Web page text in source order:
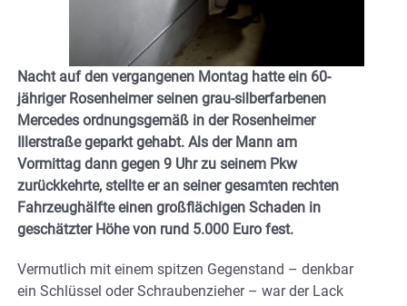
Nacht auf den vergangenen Montag hatte ein 60-
jähriger Rosenheimer seinen grau-silberfarbenen
Mercedes ordnungsgemäß in der Rosenheimer
Illerstraße geparkt gehabt. Als der Mann am
Vormittag dann gegen 9 Uhr zu seinem Pkw
zurückkehrte, stellte er an seiner gesamten rechten
Fahrzeughälfte einen großflächigen Schaden in
geschätzter Höhe von rund 5.000 Euro fest.
Vermutlich mit einem spitzen Gegenstand – denkbar
ein Schlüssel oder Schraubenzieher – war der Lack